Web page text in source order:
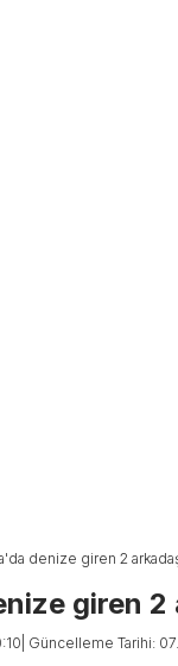
denize giren 2
giren 2
| Güncelleme Tarihi: